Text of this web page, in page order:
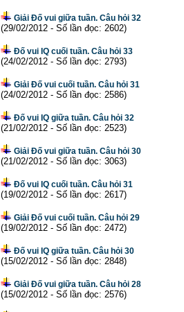
Giải Đố vui giữa tuần. Câu hỏi 32
(29/02/2012 - Số lần đọc: 2602)
Đố vui IQ cuối tuần. Câu hỏi 33
(24/02/2012 - Số lần đọc: 2793)
Giải Đố vui cuối tuần. Câu hỏi 31
(24/02/2012 - Số lần đọc: 2586)
Đố vui IQ giữa tuần. Câu hỏi 32
(21/02/2012 - Số lần đọc: 2523)
Giải Đố vui giữa tuần. Câu hỏi 30
(21/02/2012 - Số lần đọc: 3063)
Đố vui IQ cuối tuần. Câu hỏi 31
(19/02/2012 - Số lần đọc: 2617)
Giải Đố vui cuối tuần. Câu hỏi 29
(19/02/2012 - Số lần đọc: 2472)
Đố vui IQ giữa tuần. Câu hỏi 30
(15/02/2012 - Số lần đọc: 2848)
Giải Đố vui giữa tuần. Câu hỏi 28
(15/02/2012 - Số lần đọc: 2576)